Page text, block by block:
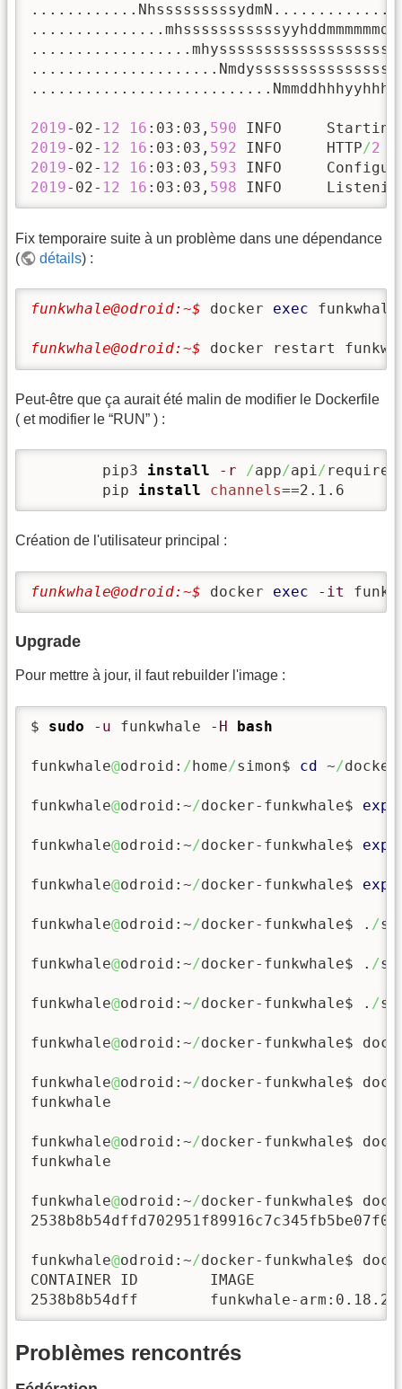
2019-02- 12 16 :03:03, 590 INFO
2019-02- 12 16 :03:03, 592 INFO     HTTP/2
2019-02- 12 16 :03:03, 593 INFO
2019-02- 12 16 :03:03, 598 INFO
Fix temporaire suite à un problème dans une dépendance
(
détails) :
funkwhale@odroid:~$ docker exec
funkwhale@odroid:~$ docker restart
Peut-être que ça aurait été malin de modifier le Dockerfile
( et modifier le “RUN” ) :
        pip3
install -r /app/api /
        pip
install channels==2.1.6
Création de l'utilisateur principal :
funkwhale@odroid:~$ docker exec -it
Upgrade
Pour mettre à jour, il faut rebuilder l'image :
$ sudo -u funkwhale -H bash
funkwhale@odroid: /home/simon$ cd ~/
funkwhale@odroid:~/docker-funkwhale$
funkwhale@odroid:~/docker-funkwhale$
funkwhale@odroid:~/docker-funkwhale$
funkwhale@odroid:~/docker-funkwhale$ . /
funkwhale@odroid:~/docker-funkwhale$ . /
funkwhale@odroid:~/docker-funkwhale$ . /
funkwhale@odroid:~/docker-funkwhale$
funkwhale@odroid:~/docker-funkwhale$
funkwhale
funkwhale@odroid:~/docker-funkwhale$
funkwhale
funkwhale@odroid:~/docker-funkwhale$
funkwhale@odroid:~/docker-funkwhale$
CONTAINER ID        IMAGE
2538b8b54dff        funkwhale-
Problèmes rencontrés